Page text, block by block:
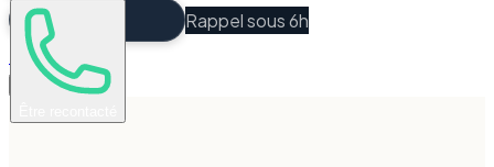
Rappel sous 6h
Espace Client